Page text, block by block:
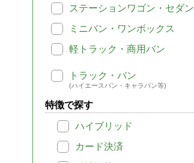
ステーションワゴン・セダン
ミニバン・ワンボックス
軽トラック・商用バン
トラック・バン
(ハイエースバン・キャラバン等)
特徴で探す
ハイブリッド
カード決済